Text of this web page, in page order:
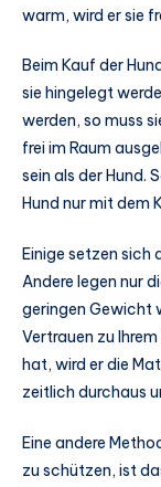
warm, wird er sie
Beim Kauf der
sie hingelegt
werden, so muss
frei im Raum
sein als der Hund.
Hund nur mit dem
Einige setzen sich
Andere legen nur
geringen Gewicht
Vertrauen zu
hat, wird er die
zeitlich durchaus
Eine andere
zu schützen, ist